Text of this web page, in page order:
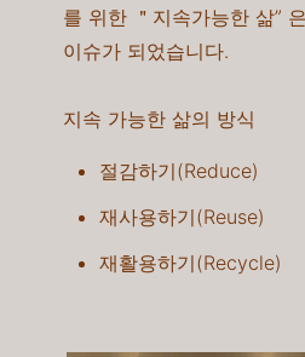
를 위한 ＂지속가능한 삶”
이슈가 되었습니다.
지속 가능한 삶의 방식
절감하기(Reduce)
재사용하기(Reuse)​
재활용하기(Recycle)